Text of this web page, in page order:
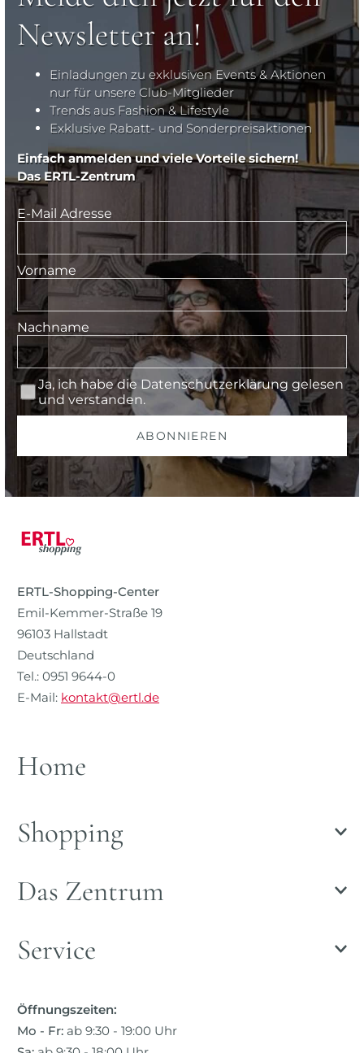
Newsletter an!
Einladungen zu exklusiven Events & Aktionen
nur für unsere Club-Mitglieder
Trends aus Fashion & Lifestyle
Exklusive Rabatt- und Sonderpreisaktionen
Einfach anmelden und viele Vorteile sichern!
Das ERTL-Zentrum
E-Mail Adresse
Vorname
Nachname
Ja, ich habe die Datenschutzerklärung gelesen
und verstanden.
ABONNIEREN
ERTL-Shopping-Center
Emil-Kemmer-Straße 19
96103 Hallstadt
Deutschland
Tel.: 0951 9644-0
E-Mail: kontakt@ertl.de
Home
Shopping
Das Zentrum
Service
Öffnungszeiten:
Mo - Fr: ab 9:30 - 19:00 Uhr